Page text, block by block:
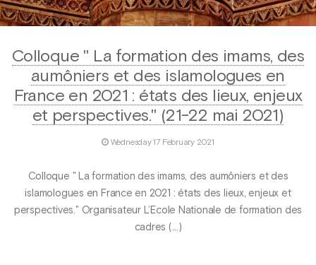
Colloque " La formation des imams, des
aumôniers et des islamologues en
France en 2021 : états des lieux, enjeux
et perspectives." (21-22 mai 2021)
Wednesday 17 February 2021
Colloque " La formation des imams, des aumôniers et des
islamologues en France en 2021 : états des lieux, enjeux et
perspectives." Organisateur L’Ecole Nationale de formation des
cadres (…)